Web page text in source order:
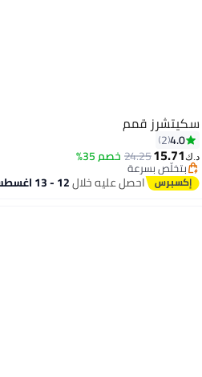
4
سكيتشرز قمم
4.0
2
د.ك‏15.71
24.25خصم 35%
بتخلّص بسرعة
بتخلّص بسرعةاحصل عليه خلال12 - 13 اغسطس